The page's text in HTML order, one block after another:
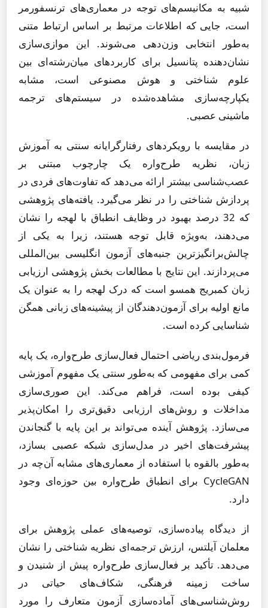
شبیه به مکانیسم‌های توجه در معماری‌های ترنسفورمر
است، جایی که اطلاعات مرتبط بر اساس ارتباط متنی
به‌طور انتخابی وزن‌دهی می‌شوند. این موازی‌سازی
نشان‌دهنده پتانسیل برای کاربردهای میان‌رشته‌ای بین
علوم شناختی و هوش مصنوعی است، مشابه
یکپارچه‌سازی مشاهده‌شده در سیستم‌های ترجمه
ماشینی عصبی.
در مقایسه با رویکردهای رفتارگرایانه سنتی به آموزش
زبان، نظریه طرح‌واره یک چارچوب مبتنی بر
عصب‌شناسی بیشتر ارائه می‌دهد که تفاوت‌های فردی در
پردازش شناختی را در نظر می‌گیرد. یافته‌های پژوهشی
که 32 درصد بهبود در وظایف انطباق با لهجه را نشان
می‌دهند، به‌ویژه قابل توجه هستند، زیرا به یکی از
چالش‌برانگیزترین جنبه‌های آزمون انگلیسی بین‌المللی
می‌پردازند. این نتایج با مطالعات بخش پژوهشی ارزیابی
زبان کمبریج همسو است که درک لهجه را به عنوان یک
مانع اولیه برای آزمون‌دهندگان از پیشینه‌های زبانی همگن
شناسایی کرده است.
فرمول‌بندی ریاضی احتمال فعال‌سازی طرح‌واره، یک پایه
کمی برای مفهومی که به‌طور سنتی یک مفهوم آموزشی
کیفی بوده است، فراهم می‌کند. این صوری‌سازی
مداخلات و روش‌های ارزیابی دقیق‌تری را امکان‌پذیر
می‌سازد. پژوهش آینده می‌تواند بر این پایه با گنجاندن
پیشرفت‌های اخیر در مدل‌سازی شبکه عصبی بسازد،
به‌طور بالقوه با استفاده از معماری‌های مشابه آن‌چه در
CycleGAN برای انطباق طرح‌واره بین حوزه‌ای وجود
دارد.
از دیدگاه پیاده‌سازی، توصیه‌های عملی پژوهش برای
معلمان آیلتس، ارزش ترجمه‌ای نظریه شناختی را نشان
می‌دهد. تأکید بر فعال‌سازی طرح‌واره پیش از شنیدن و
ساخت زمینه فرهنگی، شکاف‌های حیاتی در
روش‌شناسی‌های آماده‌سازی آزمون متعارف را مورد